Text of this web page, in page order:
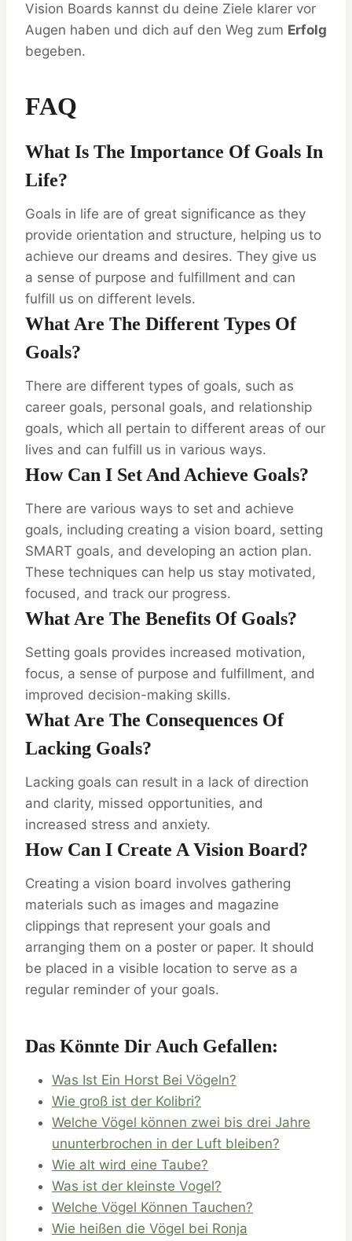
Vision Boards kannst du deine Ziele klarer vor
Augen haben und dich auf den Weg zum Erfolg
begeben.
FAQ
What Is The Importance Of Goals In
Life?
Goals in life are of great significance as they
provide orientation and structure, helping us to
achieve our dreams and desires. They give us
a sense of purpose and fulfillment and can
fulfill us on different levels.
What Are The Different Types Of
Goals?
There are different types of goals, such as
career goals, personal goals, and relationship
goals, which all pertain to different areas of our
lives and can fulfill us in various ways.
How Can I Set And Achieve Goals?
There are various ways to set and achieve
goals, including creating a vision board, setting
SMART goals, and developing an action plan.
These techniques can help us stay motivated,
focused, and track our progress.
What Are The Benefits Of Goals?
Setting goals provides increased motivation,
focus, a sense of purpose and fulfillment, and
improved decision-making skills.
What Are The Consequences Of
Lacking Goals?
Lacking goals can result in a lack of direction
and clarity, missed opportunities, and
increased stress and anxiety.
How Can I Create A Vision Board?
Creating a vision board involves gathering
materials such as images and magazine
clippings that represent your goals and
arranging them on a poster or paper. It should
be placed in a visible location to serve as a
regular reminder of your goals.
Das Könnte Dir Auch Gefallen:
Was Ist Ein Horst Bei Vögeln?
Wie groß ist der Kolibri?
Welche Vögel können zwei bis drei Jahre
ununterbrochen in der Luft bleiben?
Wie alt wird eine Taube?
Was ist der kleinste Vogel?
Welche Vögel Können Tauchen?
Wie heißen die Vögel bei Ronja